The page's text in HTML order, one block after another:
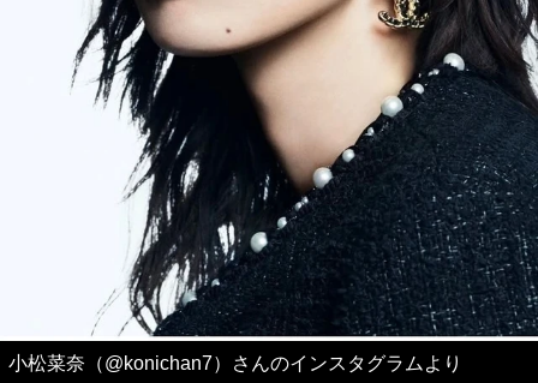
小松菜奈（@konichan7）さんのインスタグラムより